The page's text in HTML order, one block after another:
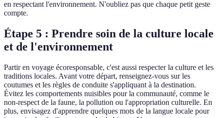
en respectant l'environnement. N'oubliez pas que chaque petit geste
compte.
Étape 5 : Prendre soin de la culture locale
et de l'environnement
Partir en voyage écoresponsable, c'est aussi respecter la culture et les
traditions locales. Avant votre départ, renseignez-vous sur les
coutumes et les règles de conduite s'appliquant à la destination.
Évitez les comportements nuisibles pour la communauté, comme le
non-respect de la faune, la pollution ou l'appropriation culturelle. En
plus, envisagez d'apprendre quelques mots de la langue locale pour